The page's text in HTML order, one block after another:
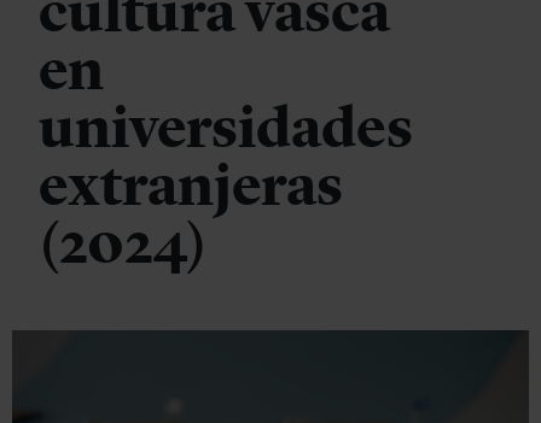
en
universidades
extranjeras
(2024)